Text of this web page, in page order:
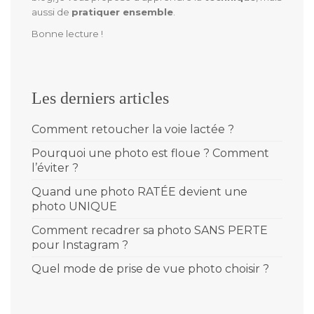
aussi de pratiquer ensemble.
Bonne lecture !
Les derniers articles
Comment retoucher la voie lactée ?
Pourquoi une photo est floue ? Comment
l’éviter ?
Quand une photo RATÉE devient une
photo UNIQUE
Comment recadrer sa photo SANS PERTE
pour Instagram ?
Quel mode de prise de vue photo choisir ?